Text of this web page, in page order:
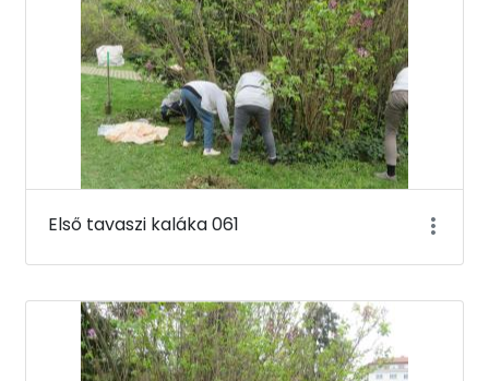
Első tavaszi kaláka 061